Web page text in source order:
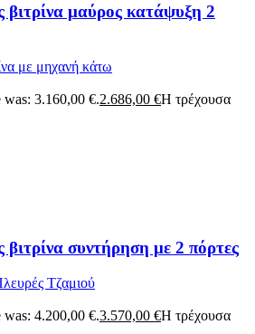
μαύρος κατάψυξη 2
με μηχανή κάτω
3.160,00 €.2.686,00 €Η τρέχουσα
συντήρηση με 2 πόρτες
Τζαμιού
4.200,00 €.3.570,00 €Η τρέχουσα